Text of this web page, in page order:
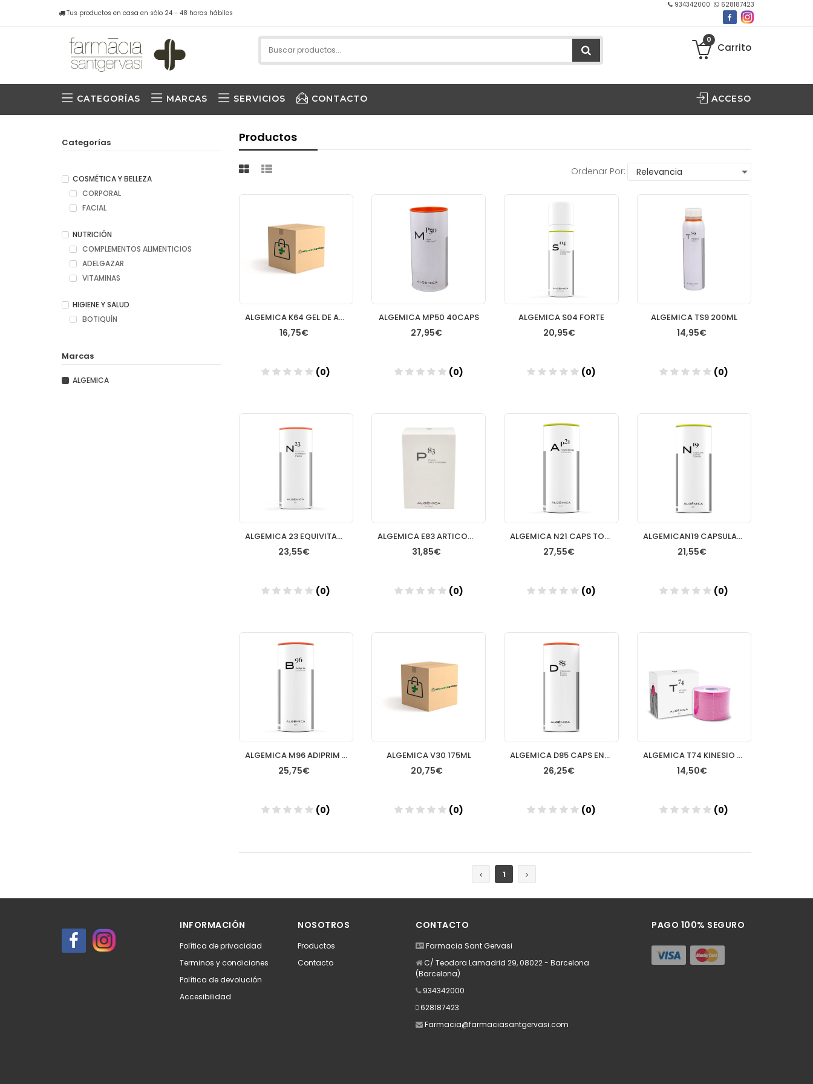
Tus productos en casa en sólo 24 - 48 horas hábiles
934342000 628187423
0
Carrito
CATEGORÍAS MARCAS SERVICIOS CONTACTO ACCESO
Productos
Ordenar Por:
ALGEMICA K64 GEL DE ARNICA
16,75€
(0)
ALGEMICA MP50 40CAPS
27,95€
(0)
ALGEMICA S04 FORTE
20,95€
(0)
ALGEMICA TS9 200ML
14,95€
(0)
ALGEMICA 23 EQUIVITAX CAPS MULTIVITAMÍNICAS
23,55€
(0)
ALGEMICA E83 ARTICOMPLEX 40CAP
31,85€
(0)
ALGEMICA N21 CAPS TOPMENTIS
27,55€
(0)
ALGEMICAN19 CAPSULAS ESTRES CONTROL
21,55€
(0)
ALGEMICA M96 ADIPRIM CAPS
25,75€
(0)
ALGEMICA V30 175ML
20,75€
(0)
ALGEMICA D85 CAPS ENZIM DIGEST
26,25€
(0)
ALGEMICA T74 KINESIO TAPE
14,50€
(0)
1
Categorías
COSMÉTICA Y BELLEZA
CORPORAL
FACIAL
NUTRICIÓN
COMPLEMENTOS ALIMENTICIOS
ADELGAZAR
VITAMINAS
HIGIENE Y SALUD
BOTIQUÍN
Marcas
ALGEMICA
INFORMACIÓN
Política de privacidad
Terminos y condiciones
Política de devolución
Accesibilidad
NOSOTROS
Productos
Contacto
CONTACTO
Farmacia Sant Gervasi
C/ Teodora Lamadrid 29, 08022 - Barcelona
(Barcelona)
934342000
628187423
Farmacia@farmaciasantgervasi.com
PAGO 100% SEGURO